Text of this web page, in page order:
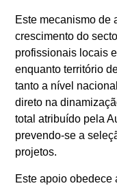
Este mecanismo de
crescimento do
profissionais locais
enquanto território
tanto a nível
direto na
total atribuído pela
prevendo-se a
projetos.
Este apoio obedece